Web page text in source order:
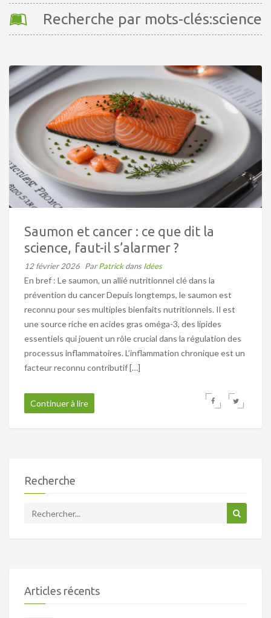
Recherche par mots-clés:science
Saumon et cancer : ce que dit la
science, faut-il s’alarmer ?
12 février 2026 ParPatrickdans Idées
En bref : Le saumon, un allié nutritionnel clé dans la
prévention du cancer Depuis longtemps, le saumon est
reconnu pour ses multiples bienfaits nutritionnels. Il est
une source riche en acides gras oméga-3, des lipides
essentiels qui jouent un rôle crucial dans la régulation des
processus inflammatoires. L’inflammation chronique est un
facteur reconnu contributif […]
Continuer à lire
Recherche
Articles récents